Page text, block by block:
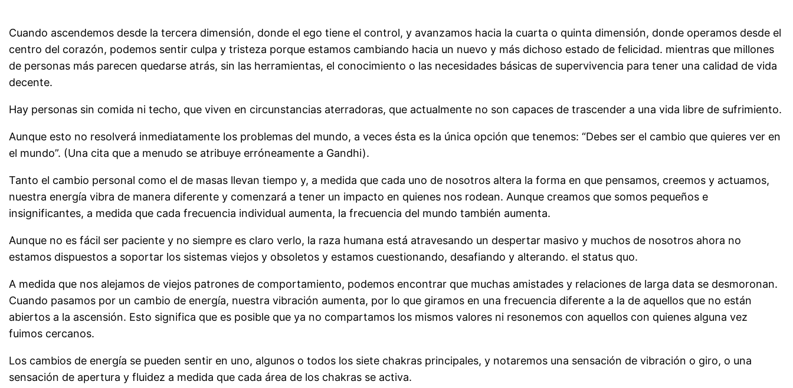
Cuando ascendemos desde la tercera dimensión, donde el ego tiene el control, y avanzamos hacia la cuarta o quinta dimensión, donde operamos desde el
centro del corazón, podemos sentir culpa y tristeza porque estamos cambiando hacia un nuevo y más dichoso estado de felicidad. mientras que millones
de personas más parecen quedarse atrás, sin las herramientas, el conocimiento o las necesidades básicas de supervivencia para tener una calidad de vida
decente.
Hay personas sin comida ni techo, que viven en circunstancias aterradoras, que actualmente no son capaces de trascender a una vida libre de sufrimiento.
Aunque esto no resolverá inmediatamente los problemas del mundo, a veces ésta es la única opción que tenemos: “Debes ser el cambio que quieres ver en
el mundo”. (Una cita que a menudo se atribuye erróneamente a Gandhi).
Tanto el cambio personal como el de masas llevan tiempo y, a medida que cada uno de nosotros altera la forma en que pensamos, creemos y actuamos,
nuestra energía vibra de manera diferente y comenzará a tener un impacto en quienes nos rodean. Aunque creamos que somos pequeños e
insignificantes, a medida que cada frecuencia individual aumenta, la frecuencia del mundo también aumenta.
Aunque no es fácil ser paciente y no siempre es claro verlo, la raza humana está atravesando un despertar masivo y muchos de nosotros ahora no
estamos dispuestos a soportar los sistemas viejos y obsoletos y estamos cuestionando, desafiando y alterando. el status quo.
A medida que nos alejamos de viejos patrones de comportamiento, podemos encontrar que muchas amistades y relaciones de larga data se desmoronan.
Cuando pasamos por un cambio de energía, nuestra vibración aumenta, por lo que giramos en una frecuencia diferente a la de aquellos que no están
abiertos a la ascensión. Esto significa que es posible que ya no compartamos los mismos valores ni resonemos con aquellos con quienes alguna vez
fuimos cercanos.
Los cambios de energía se pueden sentir en uno, algunos o todos los siete chakras principales, y notaremos una sensación de vibración o giro, o una
sensación de apertura y fluidez a medida que cada área de los chakras se activa.